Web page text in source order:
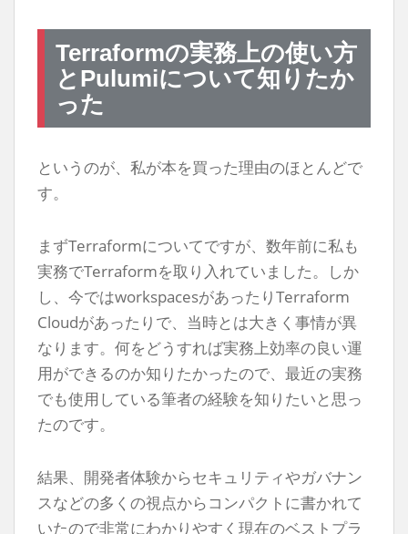
Terraformの実務上の使い方
とPulumiについて知りたか
った
というのが、私が本を買った理由のほとんどで
す。
まずTerraformについてですが、数年前に私も
実務でTerraformを取り入れていました。しか
し、今ではworkspacesがあったりTerraform
Cloudがあったりで、当時とは大きく事情が異
なります。何をどうすれば実務上効率の良い運
用ができるのか知りたかったので、最近の実務
でも使用している筆者の経験を知りたいと思っ
たのです。
結果、開発者体験からセキュリティやガバナン
スなどの多くの視点からコンパクトに書かれて
いたので非常にわかりやすく現在のベストプラ